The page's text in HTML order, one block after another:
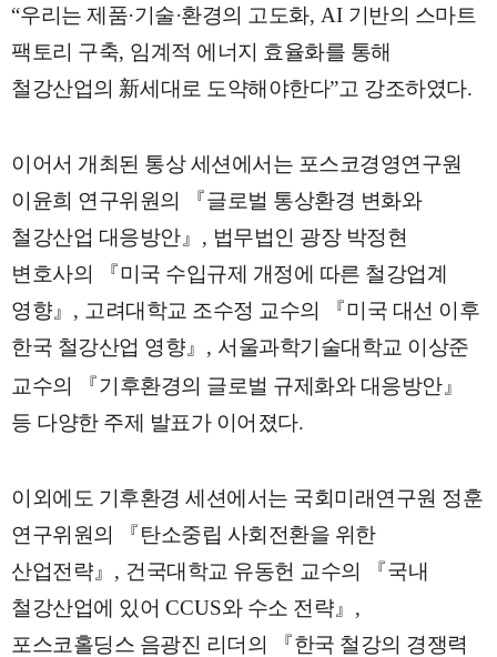
“우리는 제품·기술·환경의 고도화, AI 기반의 스마트
팩토리 구축, 임계적 에너지 효율화를 통해
철강산업의 新세대로 도약해야한다”고 강조하였다.
이어서 개최된 통상 세션에서는 포스코경영연구원
이윤희 연구위원의
『글로벌 통상환경 변화와
철강산업 대응방안』 , 법무법인 광장 박정현
변호사의
『미국 수입규제 개정에 따른 철강업계
영향 』 , 고려대학교 조수정 교수의 『미국 대선 이후
한국 철강산업 영향 』 , 서울과학기술대학교 이상준
교수의
『기후환경의 글로벌 규제화와 대응방안』
등 다양한 주제 발표가 이어졌다.
이외에도 기후환경 세션에서는 국회미래연구원 정훈
연구위원의
『탄소중립 사회전환을 위한
산업전략 』 , 건국대학교 유동헌 교수의 『국내
철강산업에 있어 CCUS와 수소 전략 』 ,
포스코홀딩스 음광진 리더의
『한국 철강의 경쟁력